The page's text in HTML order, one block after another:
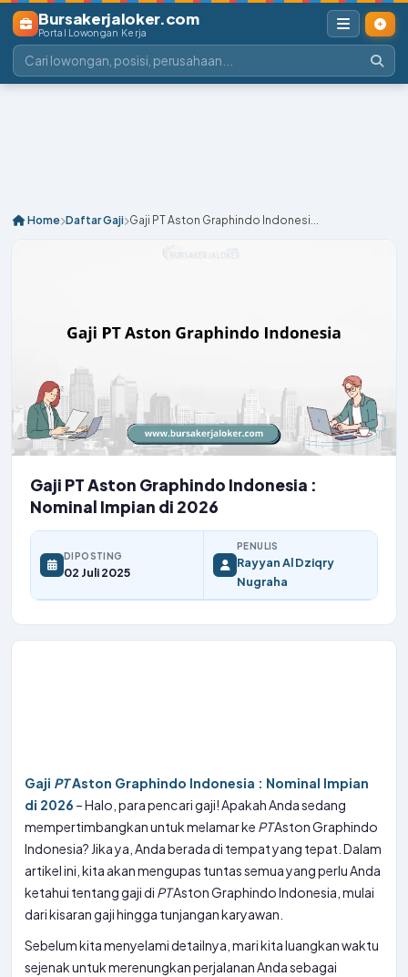
Bursakerjaloker.com
Portal Lowongan Kerja
Home Daftar Gaji Gaji PT Aston Graphindo Indonesi...
Gaji PT Aston Graphindo Indonesia :
Nominal Impian di 2026
DIPOSTING
02 Juli 2025
PENULIS
Rayyan Al Dziqry
Nugraha
Gaji PTAston Graphindo Indonesia : Nominal Impian
di 2026 – Halo, para pencari gaji! Apakah Anda sedang
mempertimbangkan untuk melamar ke PTAston Graphindo
Indonesia? Jika ya, Anda berada di tempat yang tepat. Dalam
artikel ini, kita akan mengupas tuntas semua yang perlu Anda
ketahui tentang gaji di PTAston Graphindo Indonesia, mulai
dari kisaran gaji hingga tunjangan karyawan.
Sebelum kita menyelami detailnya, mari kita luangkan waktu
sejenak untuk merenungkan perjalanan Anda sebagai